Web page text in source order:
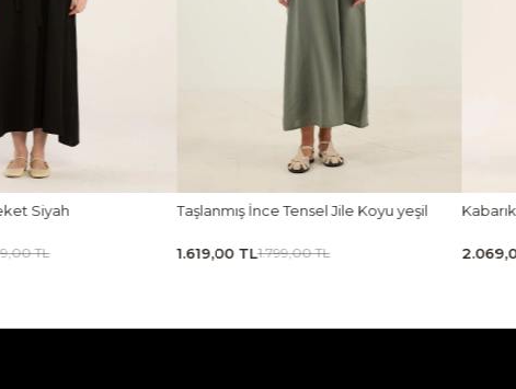
Taşlanmış İnce Tensel Jile Koyu yeşil
1.619,00 TL
Kabarık Puf Etek Lacivert
2.069,00 TL